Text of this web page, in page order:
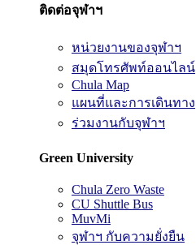
ติดต่อจุฬาฯ
หน่วยงานของจุฬาฯ
สมุดโทรศัพท์ออนไลน์
Chula Map
แผนที่และการเดินทาง
ร่วมงานกับจุฬาฯ
Green University
Chula Zero Waste
CU Shuttle Bus
MuvMi
จุฬาฯ กับความยั่งยืน